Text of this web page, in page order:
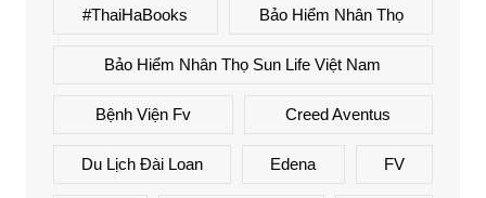
#ThaiHaBooks Bảo Hiểm Nhân Thọ
Bảo Hiểm Nhân Thọ Sun Life Việt Nam
Bệnh Viện Fv Creed Aventus
Du Lịch Đài Loan Edena FV